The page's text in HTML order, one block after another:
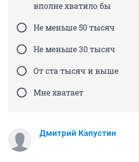
вполне хватило бы
Не меньше 50 тысяч
Не меньше 30 тысяч
От ста тысяч и выше
Мне хватает
Дмитрий Капустин